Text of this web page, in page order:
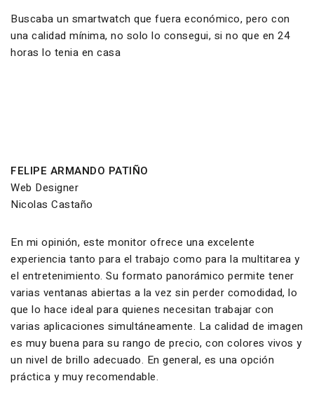
Buscaba un smartwatch que fuera económico, pero con
una calidad mínima, no solo lo consegui, si no que en 24
horas lo tenia en casa
FELIPE ARMANDO PATIÑO
Web Designer
Nicolas Castaño
En mi opinión, este monitor ofrece una excelente
experiencia tanto para el trabajo como para la multitarea y
el entretenimiento. Su formato panorámico permite tener
varias ventanas abiertas a la vez sin perder comodidad, lo
que lo hace ideal para quienes necesitan trabajar con
varias aplicaciones simultáneamente. La calidad de imagen
es muy buena para su rango de precio, con colores vivos y
un nivel de brillo adecuado. En general, es una opción
práctica y muy recomendable.